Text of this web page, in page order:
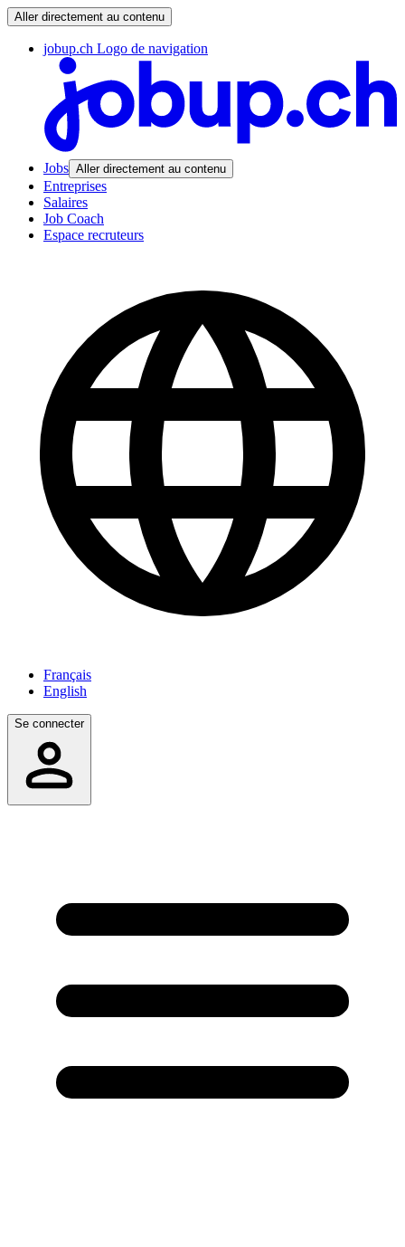
Aller directement au contenu
jobup.ch Logo de navigation
Jobs Aller directement au contenu
Entreprises
Salaires
Job Coach
Espace recruteurs
Français
English
Se connecter